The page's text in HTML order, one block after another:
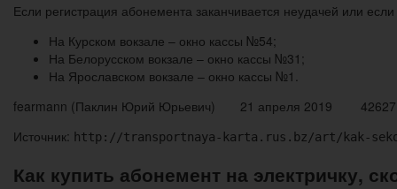
Если регистрация абонемента заканчивается неудачей или
На Курском вокзале – окно кассы №54;
На Белорусском вокзале – окно кассы №31;
На Ярославском вокзале – окно кассы №1.
fearmann (Паклин Юрий Юрьевич) 21 апреля 2019 42627
Источник: http://transportnaya-karta.rus.bz/art/kak-
Как купить абонемент на электричку,